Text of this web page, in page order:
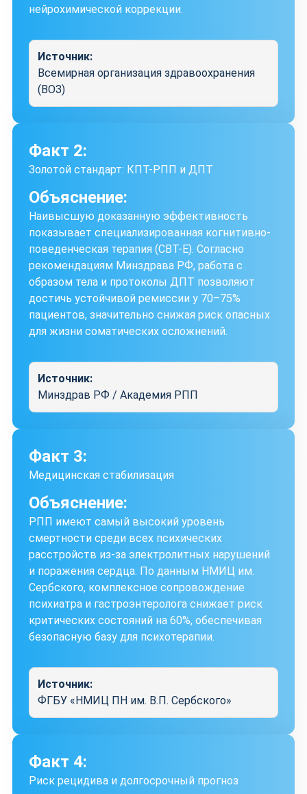
нейрохимической коррекции.
Источник:
Всемирная организация здравоохранения
(ВОЗ)
Факт 2:
Золотой стандарт: КПТ-РПП и ДПТ
Объяснение:
Наивысшую доказанную эффективность
показывает специализированная когнитивно-
поведенческая терапия (CBT-E). Согласно
рекомендациям Минздрава РФ, работа с
образом тела и протоколы ДПТ позволяют
достичь устойчивой ремиссии у 70–75%
пациентов, значительно снижая риск опасных
для жизни соматических осложнений.
Источник:
Минздрав РФ / Академия РПП
Факт 3:
Медицинская стабилизация
Объяснение:
РПП имеют самый высокий уровень
смертности среди всех психических
расстройств из-за электролитных нарушений
и поражения сердца. По данным НМИЦ им.
Сербского, комплексное сопровождение
психиатра и гастроэнтеролога снижает риск
критических состояний на 60%, обеспечивая
безопасную базу для психотерапии.
Источник:
ФГБУ «НМИЦ ПН им. В.П. Сербского»
Факт 4:
Риск рецидива и долгосрочный прогноз